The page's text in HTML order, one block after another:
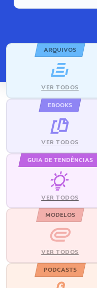
ARQUIVOS
VER TODOS
EBOOKS
VER TODOS
GUIA DE TENDÊNCIAS
VER TODOS
MODELOS
VER TODOS
PODCASTS